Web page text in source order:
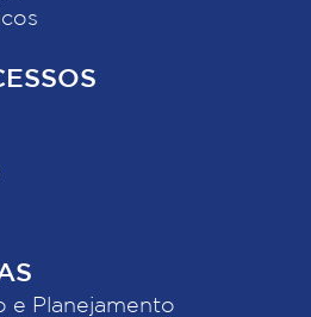
e Planejamento